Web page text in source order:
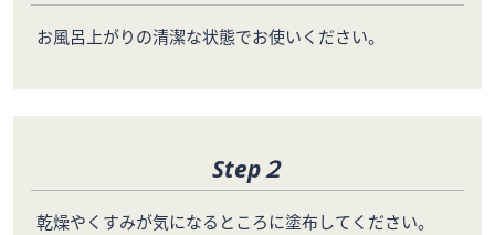
お風呂上がりの清潔な状態でお使いください。
Step２
乾燥やくすみが気になるところに塗布してください。